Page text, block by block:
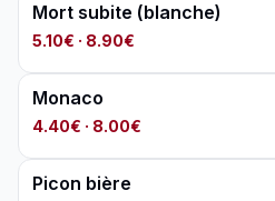
Mort subite (blanche)
5.10€ · 8.90€
Monaco
4.40€ · 8.00€
Picon bière